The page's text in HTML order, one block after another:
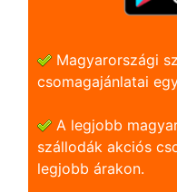
Magyarországi
csomagajánlatai
A legjobb
szállodák akciós
legjobb árakon.